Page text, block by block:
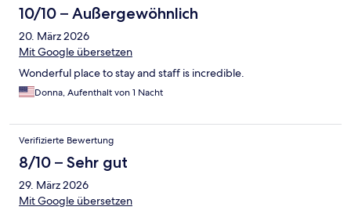
10/10 – Außergewöhnlich
20. März 2026
Mit Google übersetzen
Wonderful place to stay and staff is incredible.
Donna, Aufenthalt von 1 Nacht
Verifizierte Bewertung
8/10 – Sehr gut
29. März 2026
Mit Google übersetzen